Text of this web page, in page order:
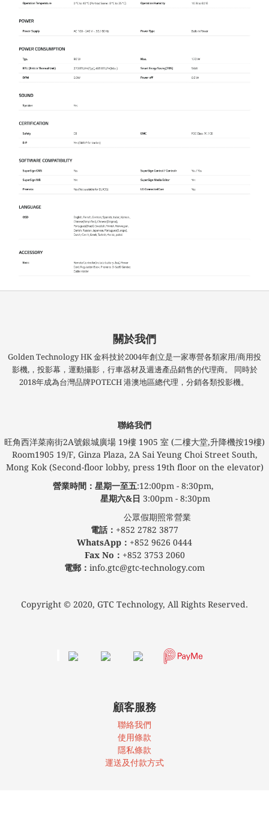
關於我們
Golden Technology HK 金科技於2004年創立是一家專營各類家用/商用投
影機,，投影幕，運動攝影，行車器材及週邊產品銷售的代理商。 同時於
2018年成為台灣品牌POTECH 港澳地區總代理，分銷各類投影機。
聯絡我們
旺角西洋菜南街2A號銀城廣場​ 19樓 1905 室 (二樓大堂,升降機按19樓)
Room1905 19/F, Ginza Plaza, 2A Sai Yeung Choi Street South,
Mong Kok (Second-floor lobby, press 19th floor on the elevator)
營業時間：星期一至五:12:00pm - 8:30pm,
星期六&日 3:00pm - 8:30pm
公眾假期照常營業
電話： +852 2782 3877
WhatsApp： +852 9626 0444
Fax No： +852 3753 2060
電郵： info.gtc@gtc-technology.com
Copyright © 2020, GTC Technology, All Rights Reserved.
顧客服務
聯絡我們
使用條款
隱私條款
運送及付款方式